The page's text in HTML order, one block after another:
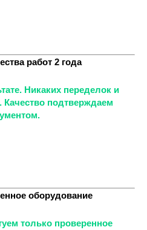
работ 2 года
Никаких переделок и
Качество подтверждаем
оборудование
только проверенное